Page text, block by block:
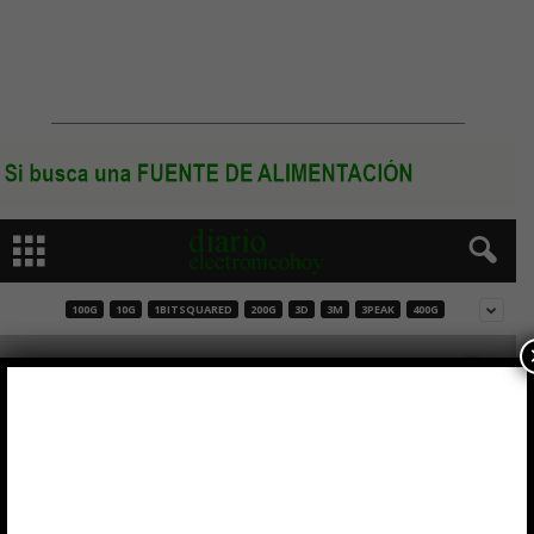
100G 10G 1BITSQUARED 200G 3D 3M 3PEAK 400G